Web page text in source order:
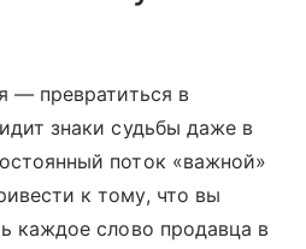
— превратиться в
знаки судьбы даже в
поток «важной»
к тому, что вы
каждое слово продавца в